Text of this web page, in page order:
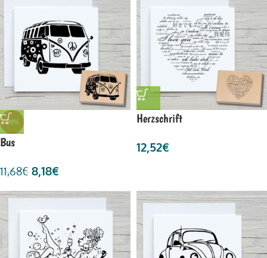
-30%
Bus
11,68€ 8,18€
Herzschrift
12,52€